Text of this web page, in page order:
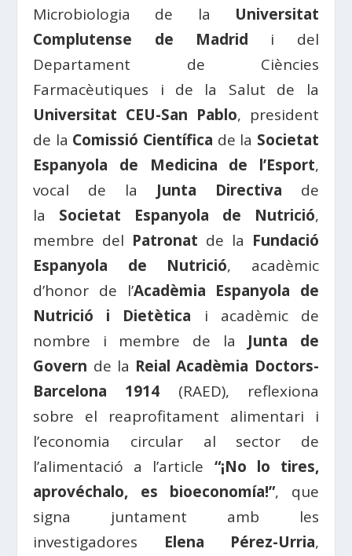
Microbiologia de la Universitat
Complutense de Madrid i del
Departament de Ciències
Farmacèutiques i de la Salut de la
Universitat CEU-San Pablo, president
de la Comissió Científica de la Societat
Espanyola de Medicina de l’Esport,
vocal de la Junta Directiva de
la Societat Espanyola de Nutrició,
membre del Patronat de la Fundació
Espanyola de Nutrició, acadèmic
d’honor de l’Acadèmia Espanyola de
Nutrició i Dietètica i acadèmic de
nombre i membre de la Junta de
Govern de la Reial Acadèmia Doctors-
Barcelona 1914 (RAED), reflexiona
sobre el reaprofitament alimentari i
l’economia circular al sector de
l’alimentació a l’article “¡No lo tires,
aprovéchalo, es bioeconomía!”, que
signa juntament amb les
investigadores Elena Pérez-Urria,